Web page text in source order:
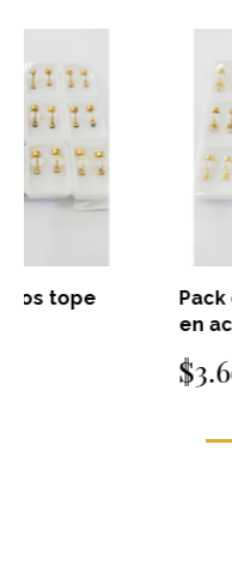
Pack de aros tope